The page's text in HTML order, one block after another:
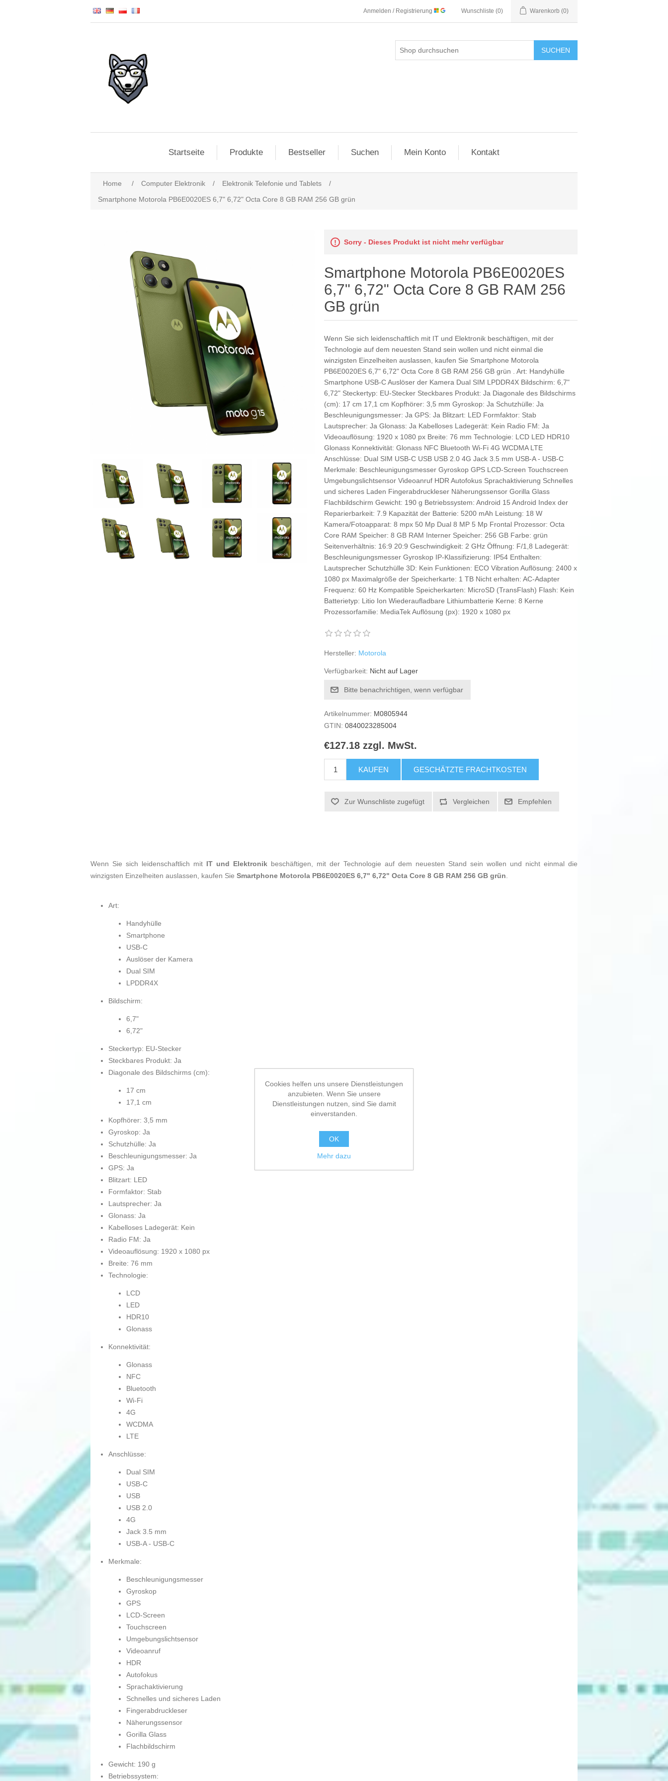
Anmelden / Registrierung Wunschliste (0) Warenkorb (0)
SUCHEN
Startseite Produkte Bestseller Suchen Mein Konto Kontakt
Home / Computer Elektronik / Elektronik Telefonie und Tablets
/
Smartphone Motorola PB6E0020ES 6,7" 6,72" Octa Core 8 GB RAM 256 GB grün
Sorry - Dieses Produkt ist nicht mehr verfügbar
Smartphone Motorola PB6E0020ES
6,7" 6,72" Octa Core 8 GB RAM 256
GB grün
Wenn Sie sich leidenschaftlich mit IT und Elektronik beschäftigen, mit der
Technologie auf dem neuesten Stand sein wollen und nicht einmal die
winzigsten Einzelheiten auslassen, kaufen Sie Smartphone Motorola
PB6E0020ES 6,7" 6,72" Octa Core 8 GB RAM 256 GB grün . Art: Handyhülle
Smartphone USB-C Auslöser der Kamera Dual SIM LPDDR4X Bildschirm: 6,7"
6,72" Steckertyp: EU-Stecker Steckbares Produkt: Ja Diagonale des Bildschirms
(cm): 17 cm 17,1 cm Kopfhörer: 3,5 mm Gyroskop: Ja Schutzhülle: Ja
Beschleunigungsmesser: Ja GPS: Ja Blitzart: LED Formfaktor: Stab
Lautsprecher: Ja Glonass: Ja Kabelloses Ladegerät: Kein Radio FM: Ja
Videoauflösung: 1920 x 1080 px Breite: 76 mm Technologie: LCD LED HDR10
Glonass Konnektivität: Glonass NFC Bluetooth Wi-Fi 4G WCDMA LTE
Anschlüsse: Dual SIM USB-C USB USB 2.0 4G Jack 3.5 mm USB-A - USB-C
Merkmale: Beschleunigungsmesser Gyroskop GPS LCD-Screen Touchscreen
Umgebungslichtsensor Videoanruf HDR Autofokus Sprachaktivierung Schnelles
und sicheres Laden Fingerabdruckleser Näherungssensor Gorilla Glass
Flachbildschirm Gewicht: 190 g Betriebssystem: Android 15 Android Index der
Reparierbarkeit: 7.9 Kapazität der Batterie: 5200 mAh Leistung: 18 W
Kamera/Fotoapparat: 8 mpx 50 Mp Dual 8 MP 5 Mp Frontal Prozessor: Octa
Core RAM Speicher: 8 GB RAM Interner Speicher: 256 GB Farbe: grün
Seitenverhältnis: 16:9 20:9 Geschwindigkeit: 2 GHz Öffnung: F/1,8 Ladegerät:
Beschleunigungsmesser Gyroskop IP-Klassifizierung: IP54 Enthalten:
Lautsprecher Schutzhülle 3D: Kein Funktionen: ECO Vibration Auflösung: 2400 x
1080 px Maximalgröße der Speicherkarte: 1 TB Nicht erhalten: AC-Adapter
Frequenz: 60 Hz Kompatible Speicherkarten: MicroSD (TransFlash) Flash: Kein
Batterietyp: Litio Ion Wiederaufladbare Lithiumbatterie Kerne: 8 Kerne
Prozessorfamilie: MediaTek Auflösung (px): 1920 x 1080 px
Hersteller: Motorola
Verfügbarkeit: Nicht auf Lager
Bitte benachrichtigen, wenn verfügbar
Artikelnummer: M0805944
GTIN: 0840023285004
€127.18 zzgl. MwSt.
KAUFEN GESCHÄTZTE FRACHTKOSTEN
Zur Wunschliste zugefügt Vergleichen Empfehlen
Wenn Sie sich leidenschaftlich mit IT und Elektronik beschäftigen, mit der Technologie auf dem neuesten Stand sein wollen und nicht einmal die
winzigsten Einzelheiten auslassen, kaufen Sie Smartphone Motorola PB6E0020ES 6,7" 6,72" Octa Core 8 GB RAM 256 GB grün.
Art:
Handyhülle
Smartphone
USB-C
Auslöser der Kamera
Dual SIM
LPDDR4X
Bildschirm:
6,7"
6,72"
Steckertyp: EU-Stecker
Steckbares Produkt: Ja
Diagonale des Bildschirms (cm):
17 cm
17,1 cm
Kopfhörer: 3,5 mm
Gyroskop: Ja
Schutzhülle: Ja
Beschleunigungsmesser: Ja
GPS: Ja
Blitzart: LED
Formfaktor: Stab
Lautsprecher: Ja
Glonass: Ja
Kabelloses Ladegerät: Kein
Radio FM: Ja
Videoauflösung: 1920 x 1080 px
Breite: 76 mm
Technologie:
LCD
LED
HDR10
Glonass
Konnektivität:
Glonass
NFC
Bluetooth
Wi-Fi
4G
WCDMA
LTE
Anschlüsse:
Dual SIM
USB-C
USB
USB 2.0
4G
Jack 3.5 mm
USB-A - USB-C
Merkmale:
Beschleunigungsmesser
Gyroskop
GPS
LCD-Screen
Touchscreen
Umgebungslichtsensor
Videoanruf
HDR
Autofokus
Sprachaktivierung
Schnelles und sicheres Laden
Fingerabdruckleser
Näherungssensor
Gorilla Glass
Flachbildschirm
Gewicht: 190 g
Betriebssystem:
Cookies helfen uns unsere Dienstleistungen
anzubieten. Wenn Sie unsere
Dienstleistungen nutzen, sind Sie damit
einverstanden.
OK
Mehr dazu